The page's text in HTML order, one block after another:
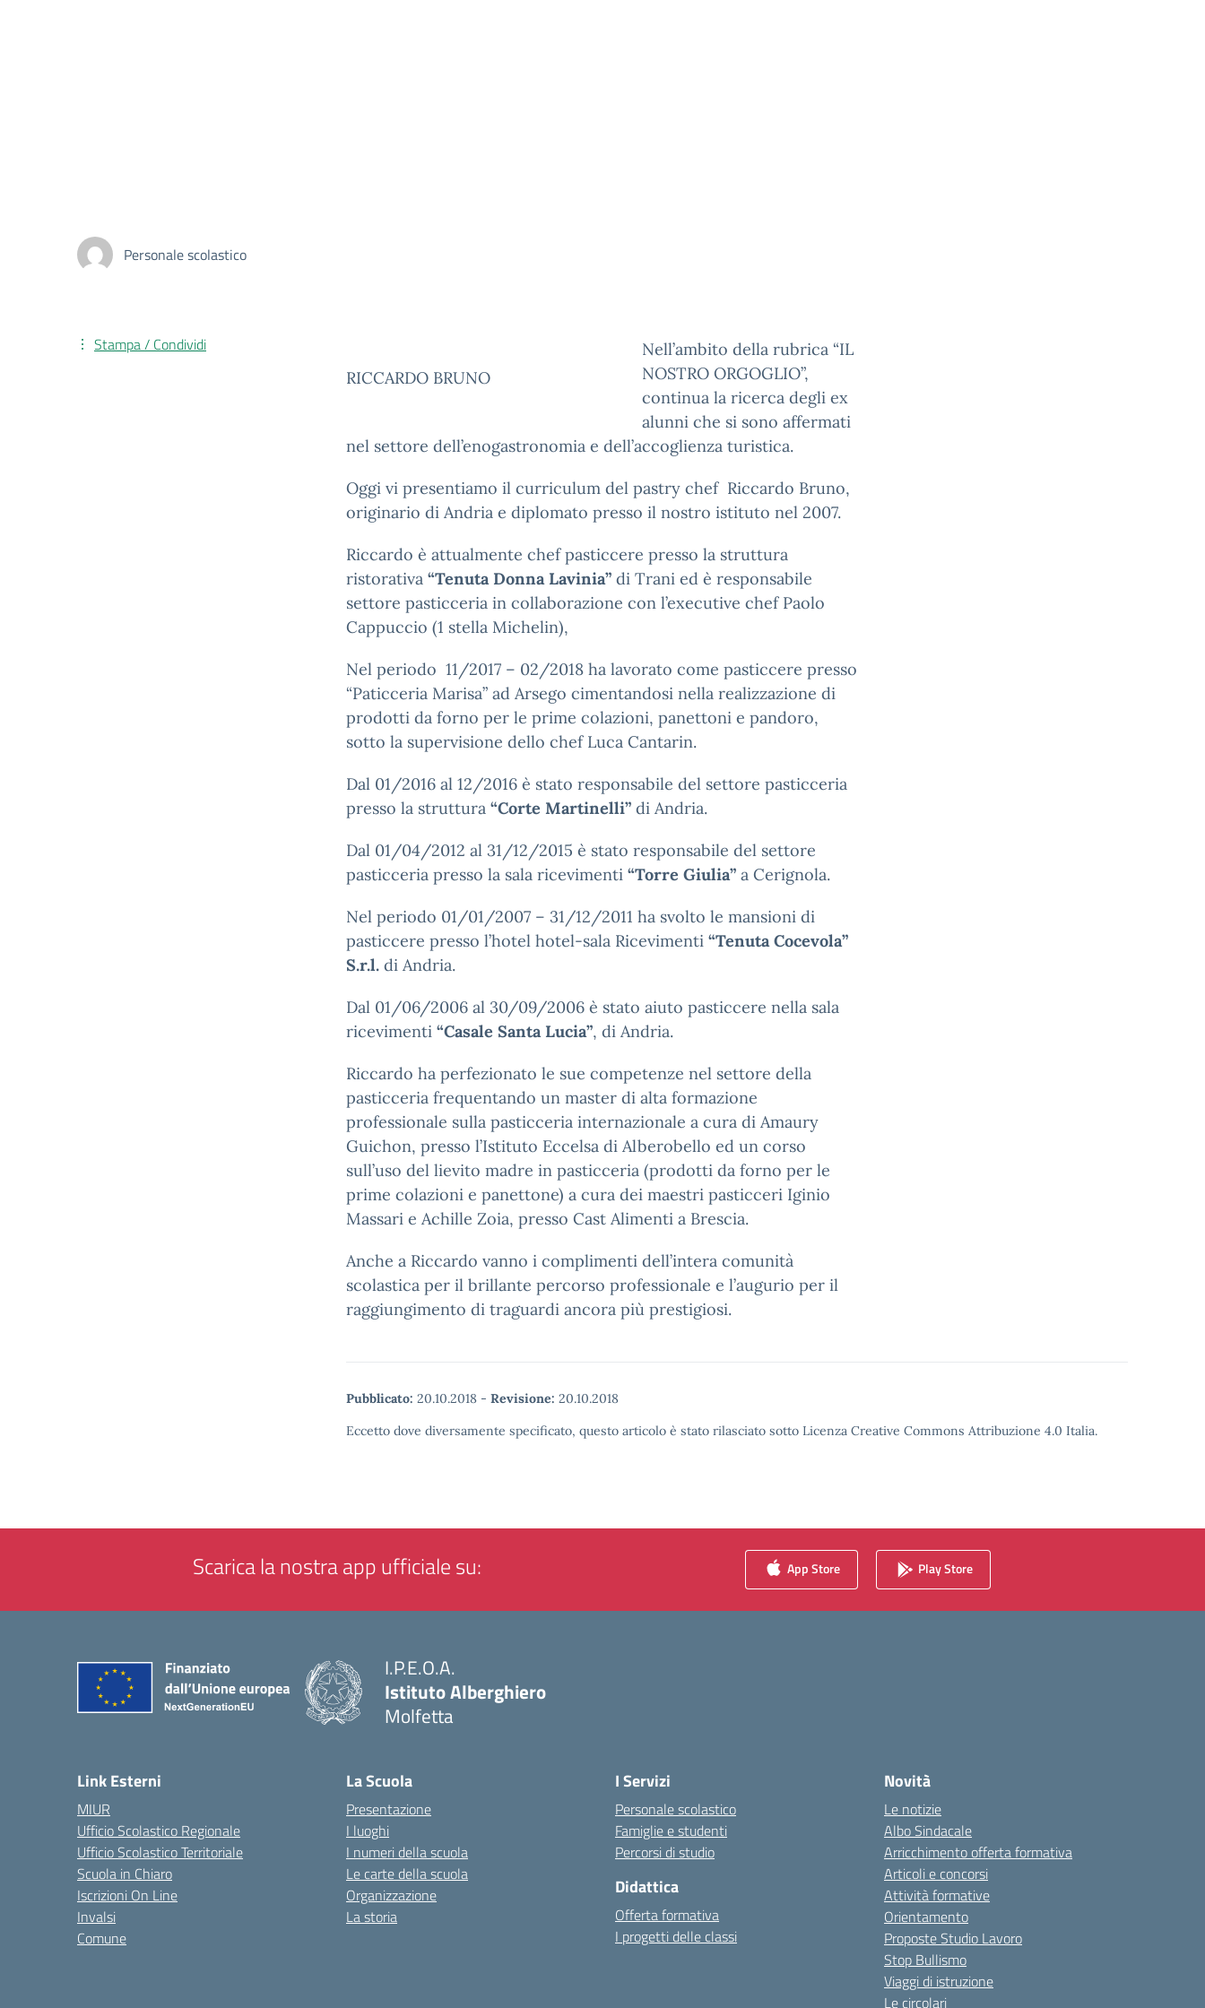
Personale scolastico
RICCARDO BRUNO
Nell’ambito della rubrica “IL
NOSTRO ORGOGLIO”,
continua la ricerca degli ex
alunni che si sono affermati
nel settore dell’enogastronomia e dell’accoglienza turistica.
Oggi vi presentiamo il curriculum del pastry chef Riccardo Bruno,
originario di Andria e diplomato presso il nostro istituto nel 2007.
Riccardo è attualmente chef pasticcere presso la struttura
ristorativa “Tenuta Donna Lavinia” di Trani ed è responsabile
settore pasticceria in collaborazione con l’executive chef Paolo
Cappuccio (1 stella Michelin),
Nel periodo 11/2017 – 02/2018 ha lavorato come pasticcere presso
“Paticceria Marisa” ad Arsego cimentandosi nella realizzazione di
prodotti da forno per le prime colazioni, panettoni e pandoro,
sotto la supervisione dello chef Luca Cantarin.
Dal 01/2016 al 12/2016 è stato responsabile del settore pasticceria
presso la struttura “Corte Martinelli” di Andria.
Dal 01/04/2012 al 31/12/2015 è stato responsabile del settore
pasticceria presso la sala ricevimenti “Torre Giulia” a Cerignola.
Nel periodo 01/01/2007 – 31/12/2011 ha svolto le mansioni di
pasticcere presso l’hotel hotel-sala Ricevimenti “Tenuta Cocevola”
S.r.l. di Andria.
Dal 01/06/2006 al 30/09/2006 è stato aiuto pasticcere nella sala
ricevimenti “Casale Santa Lucia”, di Andria.
Riccardo ha perfezionato le sue competenze nel settore della
pasticceria frequentando un master di alta formazione
professionale sulla pasticceria internazionale a cura di Amaury
Guichon, presso l’Istituto Eccelsa di Alberobello ed un corso
sull’uso del lievito madre in pasticceria (prodotti da forno per le
prime colazioni e panettone) a cura dei maestri pasticceri Iginio
Massari e Achille Zoia, presso Cast Alimenti a Brescia.
Anche a Riccardo vanno i complimenti dell’intera comunità
scolastica per il brillante percorso professionale e l’augurio per il
raggiungimento di traguardi ancora più prestigiosi.
Pubblicato: 20.10.2018 - Revisione: 20.10.2018
Eccetto dove diversamente specificato, questo articolo è stato rilasciato sotto Licenza Creative Commons Attribuzione 4.0 Italia.
Stampa / Condividi
Scarica la nostra app ufficiale su: App Store Play Store
I.P.E.O.A.
Istituto Alberghiero
Molfetta
Link Esterni
MIUR
Ufficio Scolastico Regionale
Ufficio Scolastico Territoriale
Scuola in Chiaro
Iscrizioni On Line
Invalsi
Comune
La Scuola
Presentazione
I luoghi
I numeri della scuola
Le carte della scuola
Organizzazione
La storia
I Servizi
Personale scolastico
Famiglie e studenti
Percorsi di studio
Didattica
Offerta formativa
I progetti delle classi
Novità
Le notizie
Albo Sindacale
Arricchimento offerta formativa
Articoli e concorsi
Attività formative
Orientamento
Proposte Studio Lavoro
Stop Bullismo
Viaggi di istruzione
Le circolari